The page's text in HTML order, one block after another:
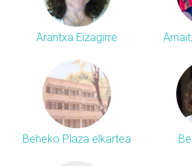
Arantxa Eizagirre
Beheko Plaza elkartea